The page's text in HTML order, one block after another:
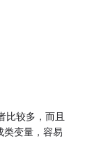
比较多，而且
类变量，容易